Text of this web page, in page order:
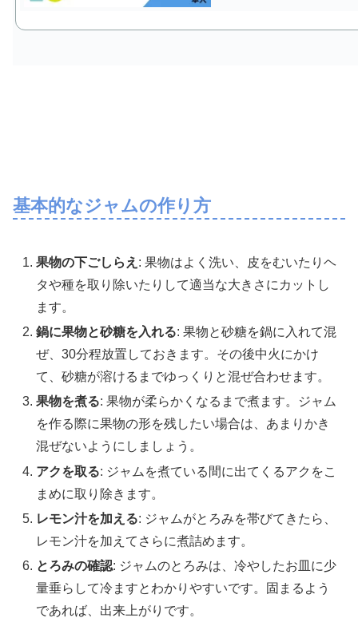
基本的なジャムの作り方
果物の下ごしらえ : 果物はよく洗い、皮をむいたりヘ
タや種を取り除いたりして適当な大きさにカットし
ます。
鍋に果物と砂糖を入れる: 果物と砂糖を鍋に入れて混
ぜ、30分程放置しておきます。その後中火にかけ
て、砂糖が溶けるまでゆっくりと混ぜ合わせます。
果物を煮る: 果物が柔らかくなるまで煮ます。ジャム
を作る際に果物の形を残したい場合は、あまりかき
混ぜないようにしましょう。
アクを取る: ジャムを煮ている間に出てくるアクをこ
まめに取り除きます。
レモン汁を加える: ジャムがとろみを帯びてきたら、
レモン汁を加えてさらに煮詰めます。
とろみの確認: ジャムのとろみは、冷やしたお皿に少
量垂らして冷ますとわかりやすいです。固まるよう
であれば、出来上がりです。